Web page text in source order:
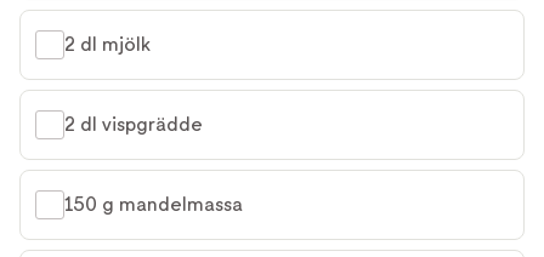
2 dl mjölk
2 dl vispgrädde
150 g mandelmassa